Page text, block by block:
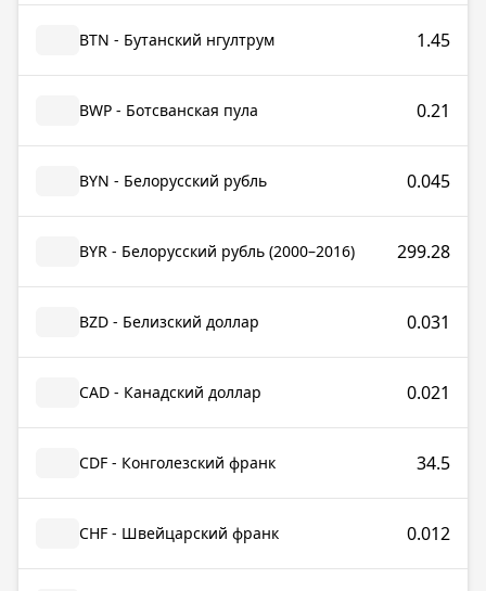
BTN - Бутанский нгултрум 1.45
BWP - Ботсванская пула 0.21
BYN - Белорусский рубль 0.045
BYR - Белорусский рубль (2000–2016) 299.28
BZD - Белизский доллар 0.031
CAD - Канадский доллар 0.021
CDF - Конголезский франк 34.5
CHF - Швейцарский франк 0.012